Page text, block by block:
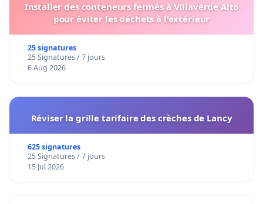
Installer des conteneurs fermés à Villaverde Alto
pour éviter les déchets à l'extérieur
25 signatures
25 Signatures / 7 jours
6 Aug 2026
Réviser la grille tarifaire des crèches de Lancy
625 signatures
25 Signatures / 7 jours
15 Jul 2026